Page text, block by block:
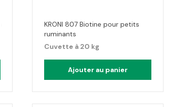
KRONI 807 Biotine pour petits
ruminants
Cuvette à 20 kg
Ajouter au panier